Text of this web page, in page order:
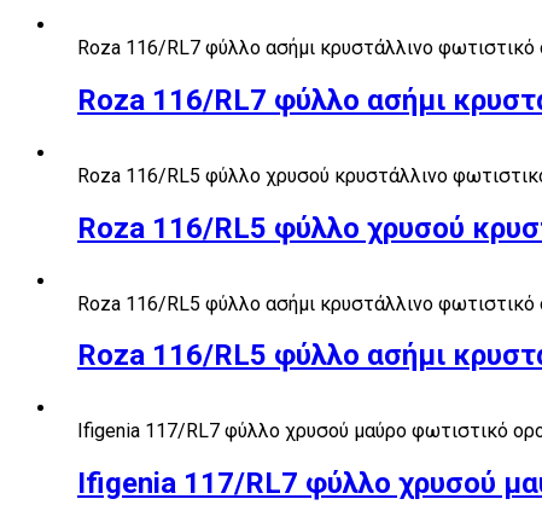
Roza 116/RL7 φύλλο ασήμι κρυστάλλινο
Roza 116/RL7 φύλλο ασήμι
Roza 116/RL5 φύλλο χρυσού κρυστάλλινο
Roza 116/RL5 φύλλο χρυσού
Roza 116/RL5 φύλλο ασήμι κρυστάλλινο
Roza 116/RL5 φύλλο ασήμι
Ifigenia 117/RL7 φύλλο χρυσού μαύρο φωτιστικό
Ifigenia 117/RL7 φύλλο χρυσού